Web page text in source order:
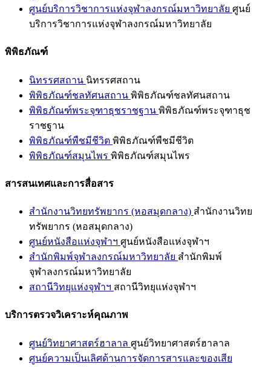
ศูนย์บริการวิชาการแห่งจุฬาลงกรณ์มหาวิทยาลัย ศูนย์
บริการวิชาการแห่งจุฬาลงกรณ์มหาวิทยาลัย
พิพิธภัณฑ์
นิทรรศสถาน นิทรรศสถาน
พิพิธภัณฑ์ชลทัศนสถาน พิพิธภัณฑ์ชลทัศนสถาน
พิพิธภัณฑ์พระจุฑาธุชราชฐาน พิพิธภัณฑ์พระจุฑาธุช
ราชฐาน
พิพิธภัณฑ์พืชมีชีวิต พิพิธภัณฑ์พืชมีชีวิต
พิพิธภัณฑ์สมุนไพร พิพิธภัณฑ์สมุนไพร
สารสนเทศและการสื่อสาร
สำนักงานวิทยทรัพยากร (หอสมุดกลาง) สำนักงานวิทย
ทรัพยากร (หอสมุดกลาง)
ศูนย์หนังสือแห่งจุฬาฯ ศูนย์หนังสือแห่งจุฬาฯ
สำนักพิมพ์จุฬาลงกรณ์มหาวิทยาลัย สำนักพิมพ์
จุฬาลงกรณ์มหาวิทยาลัย
สถานีวิทยุแห่งจุฬาฯ สถานีวิทยุแห่งจุฬาฯ
บริการตรวจวิเคราะห์คุณภาพ
ศูนย์วิทยาศาสตร์ฮาลาล ศูนย์วิทยาศาสตร์ฮาลาล
ศูนย์ความเป็นเลิศด้านการจัดการสารและของเสีย